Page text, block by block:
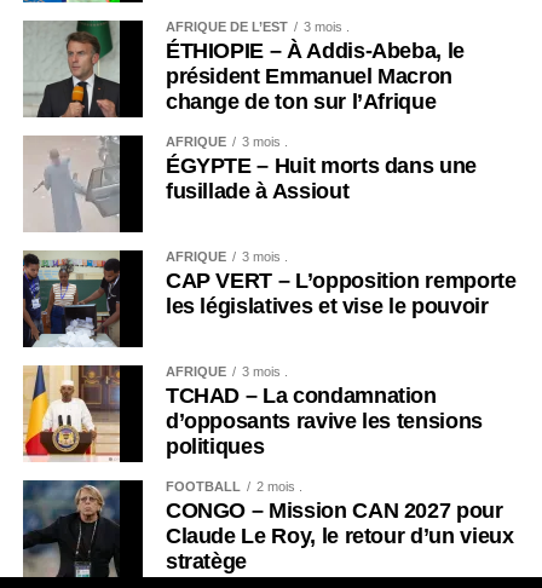
AFRIQUE DE L’EST 3 mois .
ÉTHIOPIE – À Addis-Abeba, le
président Emmanuel Macron
change de ton sur l’Afrique
AFRIQUE 3 mois .
ÉGYPTE – Huit morts dans une
fusillade à Assiout
AFRIQUE 3 mois .
CAP VERT – L’opposition remporte
les législatives et vise le pouvoir
AFRIQUE 3 mois .
TCHAD – La condamnation
d’opposants ravive les tensions
politiques
FOOTBALL 2 mois .
CONGO – Mission CAN 2027 pour
Claude Le Roy, le retour d’un vieux
stratège